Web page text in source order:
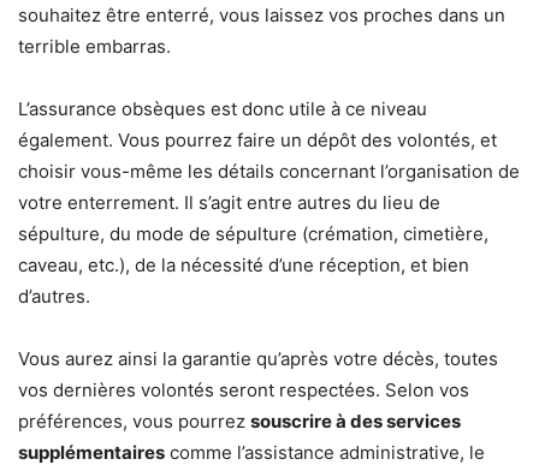
souhaitez être enterré, vous laissez vos proches dans un
terrible embarras.
L’assurance obsèques est donc utile à ce niveau
également. Vous pourrez faire un dépôt des volontés, et
choisir vous-même les détails concernant l’organisation de
votre enterrement. Il s’agit entre autres du lieu de
sépulture, du mode de sépulture (crémation, cimetière,
caveau, etc.), de la nécessité d’une réception, et bien
d’autres.
Vous aurez ainsi la garantie qu’après votre décès, toutes
vos dernières volontés seront respectées. Selon vos
préférences, vous pourrez souscrire à des services
supplémentaires comme l’assistance administrative, le